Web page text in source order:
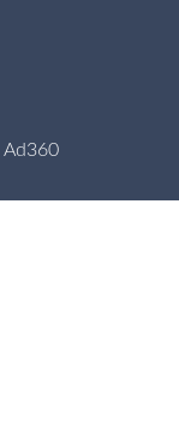
Ad360